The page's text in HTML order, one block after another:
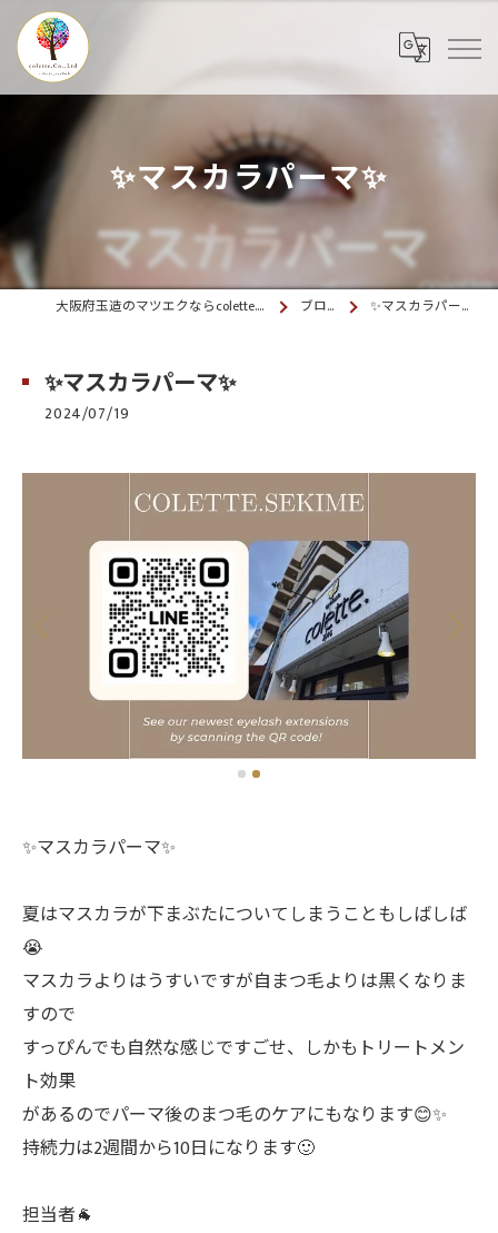
✨マスカラパーマ✨
大阪府玉造のマツエクならcolette. 玉造 ブログ ✨マスカラパーマ✨
✨マスカラパーマ✨
2024/07/19
✨マスカラパーマ✨
夏はマスカラが下まぶたについてしまうこともしばしば
😭
マスカラよりはうすいですが自まつ毛よりは黒くなりま
すので
すっぴんでも自然な感じですごせ、しかもトリートメン
ト効果
があるのでパーマ後のまつ毛のケアにもなります😊✨
持続力は2週間から10日になります🙂
担当者🐐